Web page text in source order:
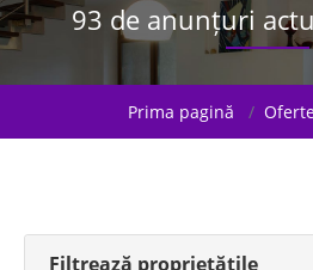
93 de anunțuri
Prima pagină
Filtrează proprietățile